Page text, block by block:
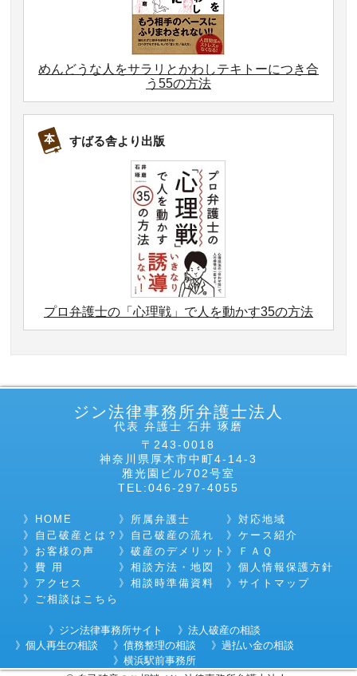
めんどうな人をサラリとかわしテキトーにつき合
う55の方法
すばる舎より出版
プロ弁護士の「心理戦」で人を動かす35の方法
ジン法律事務所弁護士法人
代表 弁護士 石井 琢磨
〒243-0018
神奈川県厚木市中町4-14-3
雅光園ビル702号室
TEL:046-297-4055
HOME
自己破産とは？
お客様の声
費 用
アクセス
ご相談はこちら
所属弁護士
自己破産の流れ
破産のデメリット
相談方法・地図
相談時準備資料
対応地域
ケース紹介
ＦＡＱ
個人情報保護方針
サイトマップ
ジン法律事務所サイト
法人破産の相談
個人再生の相談
債務整理の相談
過払い金の相談
横浜駅前事務所